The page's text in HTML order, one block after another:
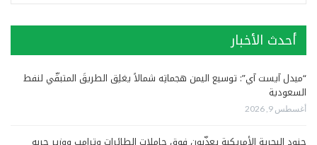
أحدث الأخبار
“ميدل آيست آي”: توسيع اليمن هجماتِه شمالاً يغلِق الطريقَ المتبقّي لنفط
السعودية
أغسطس 9, 2026